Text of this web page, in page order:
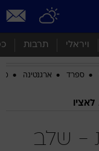
ויראלי תרבות
ספרד ארגנטינה
לאציו
- שלב